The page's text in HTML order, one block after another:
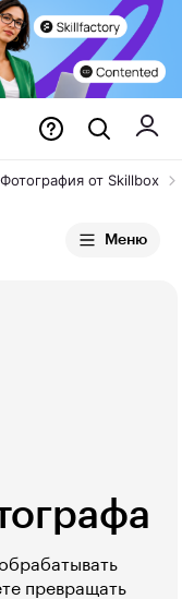
от Skillbox
Меню
превращать